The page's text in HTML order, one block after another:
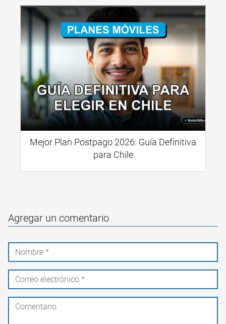
Mejor Plan Postpago 2026: Guía Definitiva
para Chile
Agregar un comentario